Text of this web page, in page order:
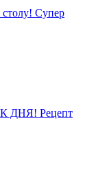
столу! Супер
Рецепт